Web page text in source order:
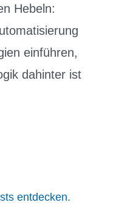
Hebeln:
einführen,
dahinter ist
entdecken.